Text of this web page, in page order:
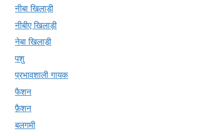
नीबा खिलाड़ी
नीबीए खिलाड़ी
नेबा खिलाड़ी
पशु
प्रभावशाली गायक
फैशन
फ़ैशन
बलगमी